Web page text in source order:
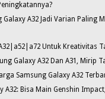
Galaxy A32 Jadi Varian Paling
Untuk Kreativitas
Galaxy A32 Dan A31, Mirip
Samsung Galaxy A32
A32: Bisa Main Genshin